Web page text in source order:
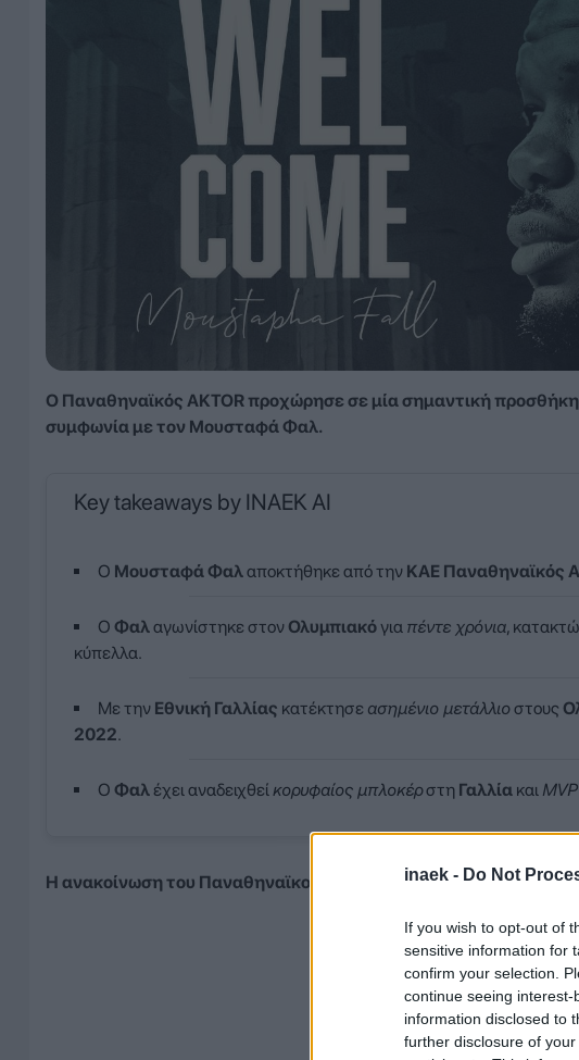
inaek - Do Not
If you wish to opt-out of
sensitive information for
confirm your selection.
continue seeing
information disclosed to
further disclosure of
Ο Παναθηναϊκός AKTOR προχώρησε σε μία σημαντική
συμφωνία με τον Μουσταφά Φαλ.
Key takeaways by INAEK AI
Ο Μουσταφά Φαλαποκτήθηκε από την ΚΑΕ Παναθηναϊκός
Ο Φαλαγωνίστηκε στον Ολυμπιακόγια πέντε χρόνια,
κύπελλα.
Με την Εθνική Γαλλίας κατέκτησε ασημένιο μετάλλιοστους
2022.
Ο Φαλέχει αναδειχθείκορυφαίος μπλοκέρστη Γαλλίακαι MVP
Η ανακοίνωση του Παναθηναϊκού AKTOR: